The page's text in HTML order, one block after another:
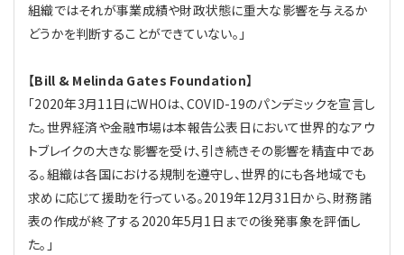
組織ではそれが事業成績や財政状態に重大な影響を与えるか
どうかを判断することができていない。」
【Bill & Melinda Gates Foundation】
「2020年3月11日にWHOは、COVID-19のパンデミックを宣言し
た。世界経済や金融市場は本報告公表日において世界的なアウ
トブレイクの大きな影響を受け、引き続きその影響を精査中であ
る。組織は各国における規制を遵守し、世界的にも各地域でも
求めに応じて援助を行っている。2019年12月31日から、財務諸
表の作成が終了する2020年5月1日までの後発事象を評価し
た。」